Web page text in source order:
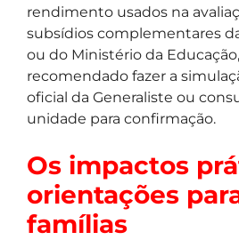
rendimento usados na
subsídios complementares
ou do Ministério da
recomendado fazer a
oficial da Generaliste ou
unidade para confirmação.
Os impactos
orientações
famílias